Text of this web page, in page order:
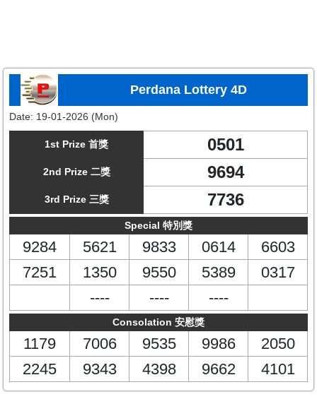
Perdana Lottery 4D
Date: 19-01-2026 (Mon)
1st Prize 首獎 0501
2nd Prize 二獎 9694
3rd Prize 三獎 7736
Special 特別獎
9284 5621 9833 0614
6603
7251
1350 9550 5389
0317
----
---- ----
Consolation 安慰獎
1179 7006 9535 9986
2050
2245
9343 4398 9662 4101